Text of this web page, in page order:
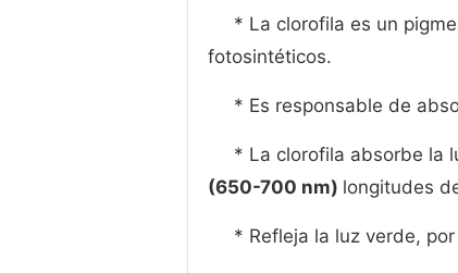
* La clorofila es un
fotosintéticos.
* Es responsable de
* La clorofila absorbe la
(650-700 nm) longitudes
* Refleja la luz verde,